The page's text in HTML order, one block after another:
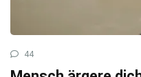
44